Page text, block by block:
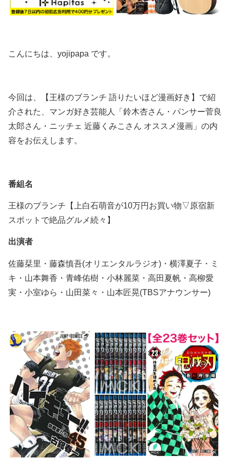
こんにちは、yojipapa です。
今回は、【王様のブランチ 語りたいほど漫画好き】で紹
介された、マンガ好き芸能人「鈴木杏さん・パンサー菅良
太郎さん・ニッチェ 近藤くみこさん オススメ漫画」の内
容をお伝えします。
番組名
王様のブランチ【上白石萌音が10万円お買い物▽原宿新
スポットで絶品グルメ続々】
出演者
佐藤栞里・藤森慎吾(オリエンタルラジオ)・横澤夏子・ミ
キ・山本舞香・青峰佑樹・小林麗菜・高田夏帆・高柳愛
実・小室ゆら・山田菜々・山本匠晃(TBSアナウンサー)